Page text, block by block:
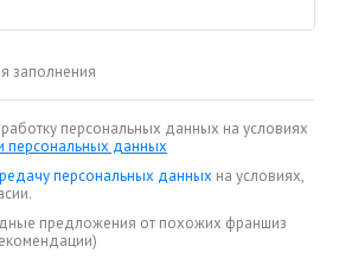
заполнения
персональных данных на условиях
персональных данных
персональных данных на условиях,
предложения от похожих франшиз